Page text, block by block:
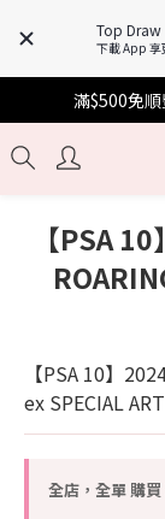
Top Draw
下載 App 享
滿$500免
【PSA
【PSA 10】
ex SPECIAL
全店，全單 購